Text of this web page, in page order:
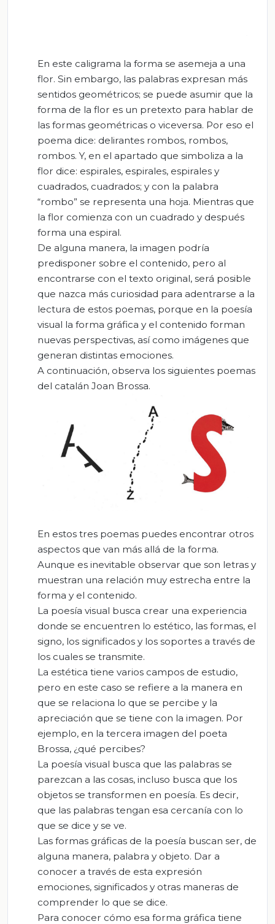
En este caligrama la forma se asemeja a una
flor. Sin embargo, las palabras expresan más
sentidos geométricos; se puede asumir que la
forma de la flor es un pretexto para hablar de
las formas geométricas o viceversa. Por eso el
poema dice: delirantes rombos, rombos,
rombos. Y, en el apartado que simboliza a la
flor dice: espirales, espirales, espirales y
cuadrados, cuadrados; y con la palabra
“rombo” se representa una hoja. Mientras que
la flor comienza con un cuadrado y después
forma una espiral.
De alguna manera, la imagen podría
predisponer sobre el contenido, pero al
encontrarse con el texto original, será posible
que nazca más curiosidad para adentrarse a la
lectura de estos poemas, porque en la poesía
visual la forma gráfica y el contenido forman
nuevas perspectivas, así como imágenes que
generan distintas emociones.
A continuación, observa los siguientes poemas
del catalán Joan Brossa.
En estos tres poemas puedes encontrar otros
aspectos que van más allá de la forma.
Aunque es inevitable observar que son letras y
muestran una relación muy estrecha entre la
forma y el contenido.
La poesía visual busca crear una experiencia
donde se encuentren lo estético, las formas, el
signo, los significados y los soportes a través de
los cuales se transmite.
La estética tiene varios campos de estudio,
pero en este caso se refiere a la manera en
que se relaciona lo que se percibe y la
apreciación que se tiene con la imagen. Por
ejemplo, en la tercera imagen del poeta
Brossa, ¿qué percibes?
La poesía visual busca que las palabras se
parezcan a las cosas, incluso busca que los
objetos se transformen en poesía. Es decir,
que las palabras tengan esa cercanía con lo
que se dice y se ve.
Las formas gráficas de la poesía buscan ser, de
alguna manera, palabra y objeto. Dar a
conocer a través de esta expresión
emociones, significados y otras maneras de
comprender lo que se dice.
Para conocer cómo esa forma gráfica tiene